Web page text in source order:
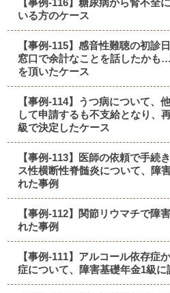
【事例-116】糖尿病から腎不全
いる方のケース
【事例-115】感音性難聴の初診
窓口で余計なことを話したかも
を頂いたケース
【事例-114】うつ病について、
して申請するも不支給となり、
級で決定したケース
【事例-113】医師の依頼で手続
ス性横断性脊髄炎について、障
れた事例
【事例-112】関節リウマチで障
れた事例
【事例-111】アルコール依存症
症について、障害基礎年金1級に